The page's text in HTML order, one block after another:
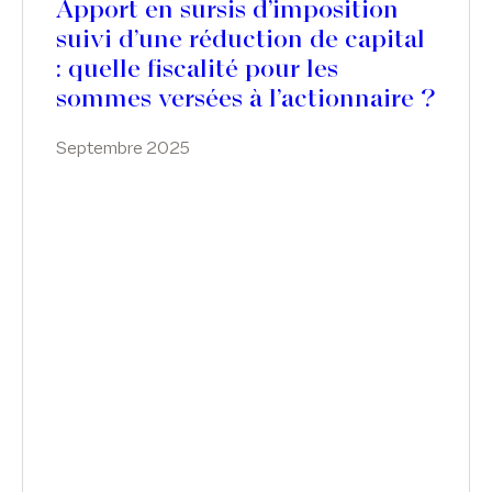
Septembre 2025
Apport en sursis d’imposition
suivi d’une réduction de capital
: quelle fiscalité pour les
sommes versées à l’actionnaire ?